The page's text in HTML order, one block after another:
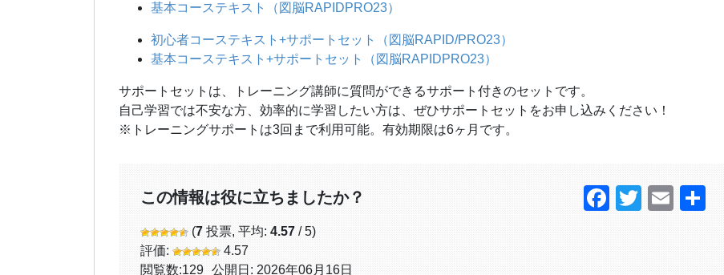
基本コーステキスト（図脳RAPIDPRO23）
初心者コーステキスト+サポートセット（図脳RAPID/PRO23）
基本コーステキスト+サポートセット（図脳RAPIDPRO23）
サポートセットは、トレーニング講師に質問ができるサポート付きのセットです。
自己学習では不安な方、効率的に学習したい方は、ぜひサポートセットをお申し込みください！
※トレーニングサポートは3回まで利用可能。有効期限は6ヶ月です。
この情報は役に立ちましたか？
(7 投票, 平均: 4.57 / 5)
評価:
4.57
閲覧数:129 公開日: 2026年06月16日
Facebook
TwitterEmail